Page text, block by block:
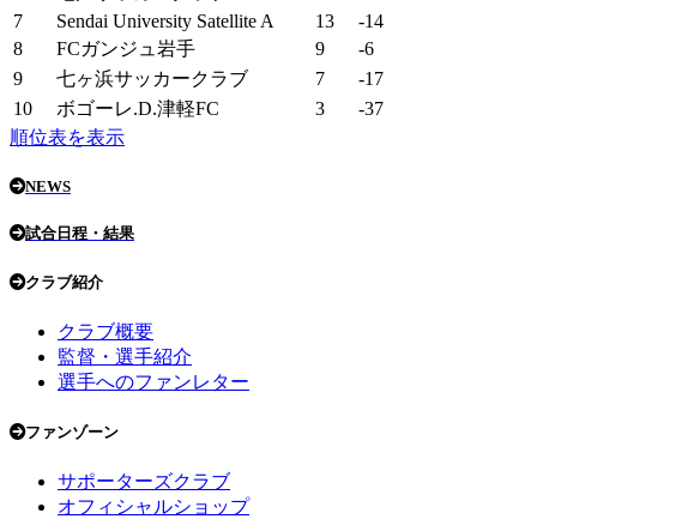
7
Sendai University Satellite A 13
-14
8
FCガンジュ岩手 9
-6
9
七ヶ浜サッカークラブ 7
-17
10
ボゴーレ.D.津軽FC 3
-37
順位表を表示
NEWS
試合日程・結果
クラブ紹介
クラブ概要
監督・選手紹介
選手へのファンレター
ファンゾーン
サポーターズクラブ
オフィシャルショップ